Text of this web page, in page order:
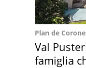
Plan de
Val
famiglia